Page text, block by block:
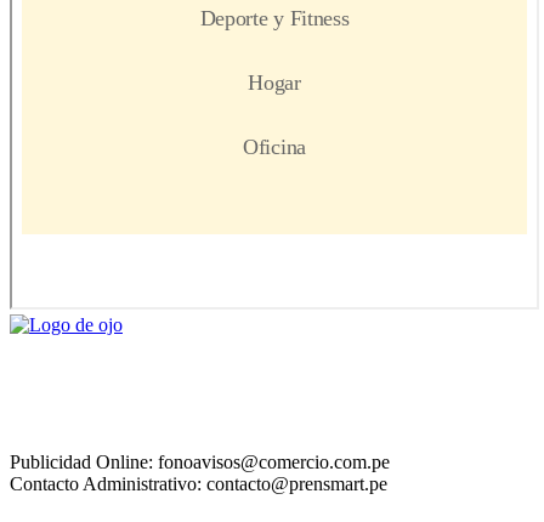
Publicidad Online: fonoavisos@comercio.com.pe
Contacto Administrativo: contacto@prensmart.pe